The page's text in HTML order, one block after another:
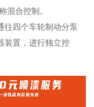
混合控制。
往四个车轮制动分泵
装置，进行独立控